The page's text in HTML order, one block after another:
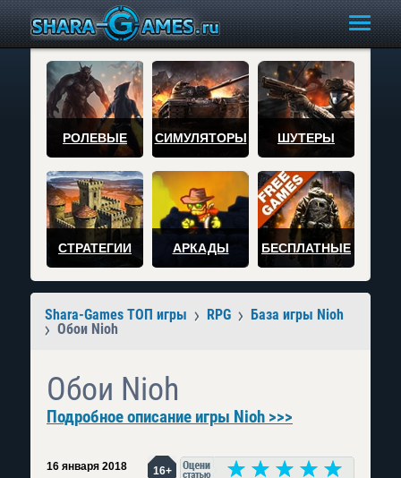
РОЛЕВЫЕ СИМУЛЯТОРЫ ШУТЕРЫ
СТРАТЕГИИ АРКАДЫ БЕСПЛАТНЫЕ
Shara-Games ТОП игры RPG
База игры Nioh
Обои Nioh
Обои Nioh
Подробное описание игры Nioh >>>
16 января 2018 16+